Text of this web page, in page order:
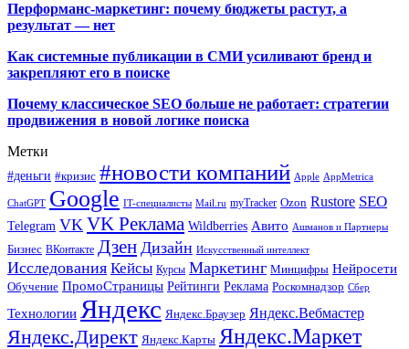
Перформанс-маркетинг: почему бюджеты растут, а
результат — нет
Как системные публикации в СМИ усиливают бренд и
закрепляют его в поиске
Почему классическое SEO больше не работает: стратегии
продвижения в новой логике поиска
Метки
#деньги #кризис #новости компаний Apple AppMetrica
ChatGPT Google IT-специалисты Mail.ru myTracker Ozon Rustore SEO
Telegram VK VK Реклама Wildberries Авито Ашманов и Партнеры
Бизнес ВКонтакте Дзен Дизайн Искусственный интеллект
Исследования Кейсы Курсы Маркетинг Минцифры Нейросети
Обучение ПромоСтраницы Рейтинги Реклама Роскомнадзор Сбер
Технологии Яндекс Яндекс.Браузер Яндекс.Вебмастер
Яндекс.Директ Яндекс.Карты Яндекс.Маркет